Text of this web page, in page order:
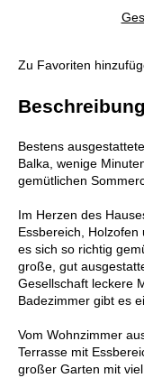
Zu Favoriten
Beschreibung
Bestens
Balka, wenige
gemütlichen
Im Herzen des
Essbereich,
es sich so richtig
große, gut
Gesellschaft leckere
Badezimmer gibt es
Vom Wohnzimmer
Terrasse mit
großer Garten mit